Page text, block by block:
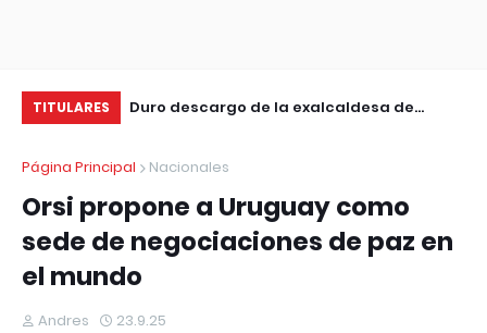
TITULARES
con nueva
Duro descargo de la exalcaldesa de
comunidad ante la inseguridad
Página Principal
Nacionales
Orsi propone a Uruguay como
sede de negociaciones de paz en
el mundo
Andres 23.9.25